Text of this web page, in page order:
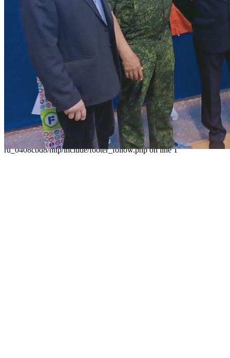
Контакты
Карта сайта
Следуйте за нами
Parse error: syntax error, unexpected 'data' (T_STRING), expecting
']' in /home/virtwww/w_dvorec39-
ru_0408cbd8/http/include/footer_follow.php on line 1